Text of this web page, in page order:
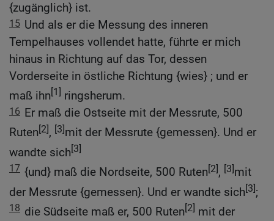
{zugänglich} ist.
15 Und als er die Messung des inneren
Tempelhauses vollendet hatte, führte er mich
hinaus in Richtung auf das Tor, dessen
Vorderseite in östliche Richtung {wies} ; und er
maß ihn[1] ringsherum.
16 Er maß die Ostseite mit der Messrute, 500
Ruten[2], [3]mit der Messrute {gemessen}. Und er
wandte sich[3]
17 {und} maß die Nordseite, 500 Ruten[2], [3]mit
der Messrute {gemessen}. Und er wandte sich[3];
18 die Südseite maß er, 500 Ruten[2] mit der